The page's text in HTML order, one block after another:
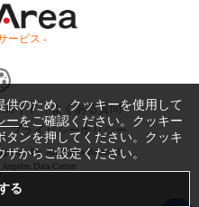
ービス -
ガイド
よくある質問
プライバシーポリシー
Inc. All Rights Reserved.
Data Center
のため、クッキーを使用して
ーをご確認ください。クッキー
ンを押してください。クッキ
からご設定ください。